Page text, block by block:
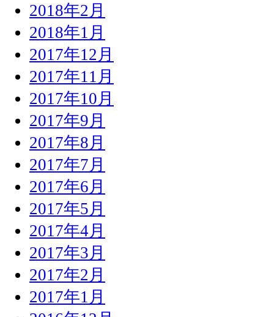
2018年2月
2018年1月
2017年12月
2017年11月
2017年10月
2017年9月
2017年8月
2017年7月
2017年6月
2017年5月
2017年4月
2017年3月
2017年2月
2017年1月